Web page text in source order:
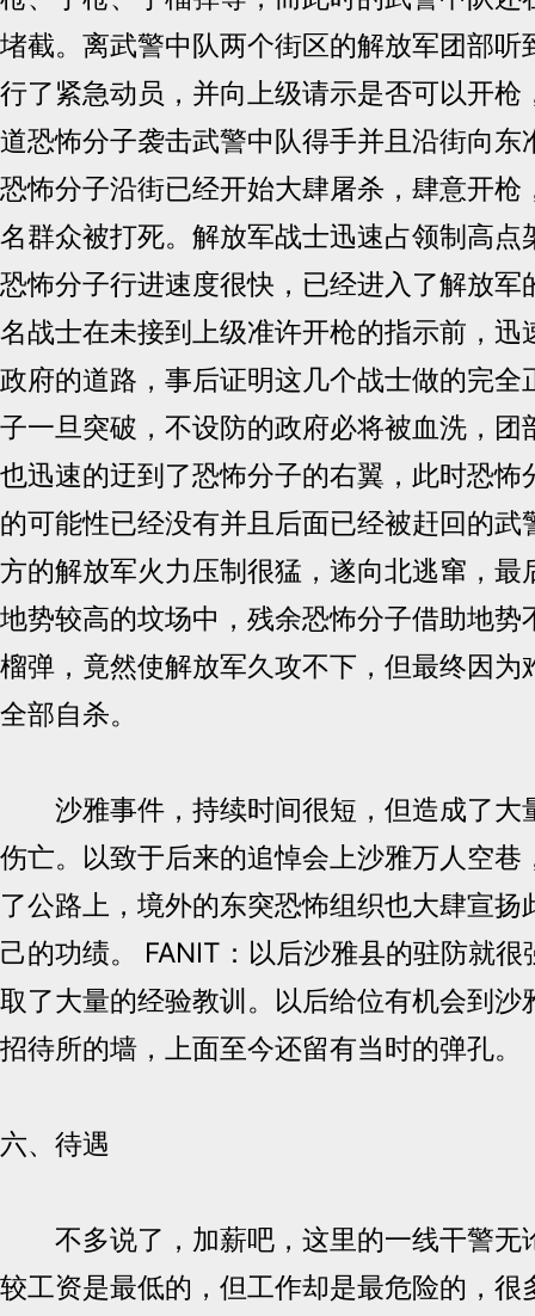
堵截。离武警中队两个街区的解放军团部听
行了紧急动员，并向上级请示是否可以开枪
道恐怖分子袭击武警中队得手并且沿街向东
恐怖分子沿街已经开始大肆屠杀，肆意开枪
名群众被打死。解放军战士迅速占领制高点
恐怖分子行进速度很快，已经进入了解放军
名战士在未接到上级准许开枪的指示前，迅
政府的道路，事后证明这几个战士做的完全
子一旦突破，不设防的政府必将被血洗，团
也迅速的迂到了恐怖分子的右翼，此时恐怖
的可能性已经没有并且后面已经被赶回的武
方的解放军火力压制很猛，遂向北逃窜，最
地势较高的坟场中，残余恐怖分子借助地势
榴弹，竟然使解放军久攻不下，但最终因为
全部自杀。
沙雅事件，持续时间很短，但造成了大
伤亡。以致于后来的追悼会上沙雅万人空巷
了公路上，境外的东突恐怖组织也大肆宣扬
己的功绩。 FANIT：以后沙雅县的驻防就
取了大量的经验教训。以后给位有机会到沙
招待所的墙，上面至今还留有当时的弹孔。
六、待遇
不多说了，加薪吧，这里的一线干警无
较工资是最低的，但工作却是最危险的，很